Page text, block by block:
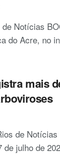
Notícias
do Acre, no
mais
de
de julho de